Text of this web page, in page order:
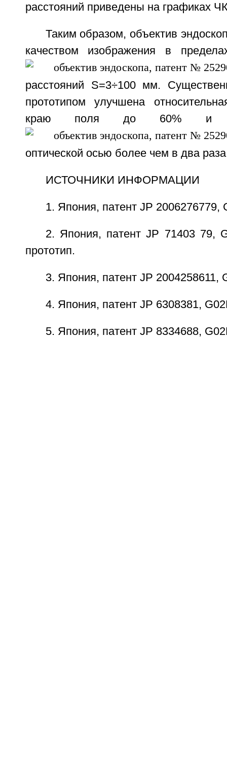
расстояний приведены на графиках
Таким образом, объектив
качеством изображения в
расстояний S=3÷100 мм.
прототипом улучшена
краю поля до 60% и
оптической осью более чем в два
ИСТОЧНИКИ ИНФОРМАЦИИ
1. Япония, патент JP 2006276779,
2. Япония, патент JP 71403 79,
прототип.
3. Япония, патент JP 2004258611,
4. Япония, патент JP 6308381,
5. Япония, патент JP 8334688,